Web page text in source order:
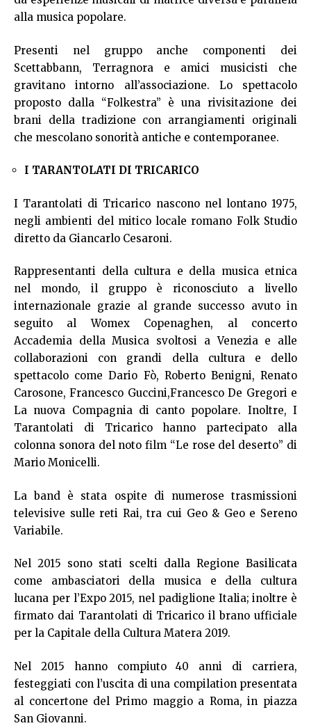
alla musica popolare.
Presenti nel gruppo anche componenti dei
Scettabbann, Terragnora e amici musicisti che
gravitano intorno all’associazione. Lo spettacolo
proposto dalla “Folkestra” è una rivisitazione dei
brani della tradizione con arrangiamenti originali
che mescolano sonorità antiche e contemporanee.
I TARANTOLATI DI TRICARICO
I Tarantolati di Tricarico nascono nel lontano 1975,
negli ambienti del mitico locale romano Folk Studio
diretto da Giancarlo Cesaroni.
Rappresentanti della cultura e della musica etnica
nel mondo, il gruppo è riconosciuto a livello
internazionale grazie al grande successo avuto in
seguito al Womex Copenaghen, al concerto
Accademia della Musica svoltosi a Venezia e alle
collaborazioni con grandi della cultura e dello
spettacolo come Dario Fò, Roberto Benigni, Renato
Carosone, Francesco Guccini,Francesco De Gregori e
La nuova Compagnia di canto popolare. Inoltre, I
Tarantolati di Tricarico hanno partecipato alla
colonna sonora del noto film “Le rose del deserto” di
Mario Monicelli.
La band è stata ospite di numerose trasmissioni
televisive sulle reti Rai, tra cui Geo & Geo e Sereno
Variabile.
Nel 2015 sono stati scelti dalla Regione Basilicata
come ambasciatori della musica e della cultura
lucana per l’Expo 2015, nel padiglione Italia; inoltre è
firmato dai Tarantolati di Tricarico il brano ufficiale
per la Capitale della Cultura Matera 2019.
Nel 2015 hanno compiuto 40 anni di carriera,
festeggiati con l’uscita di una compilation presentata
al concertone del Primo maggio a Roma, in piazza
San Giovanni.